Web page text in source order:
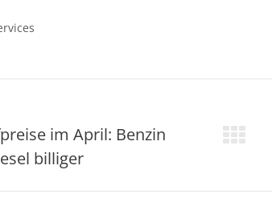
im April: Benzin
billiger